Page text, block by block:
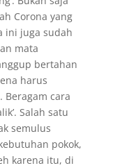
Corona yang
ini juga sudah
mata
bertahan
harus
cara
Salah satu
semulus
pokok,
karena itu, di